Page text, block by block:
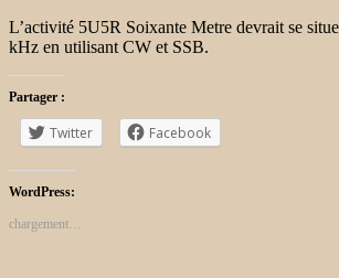
L’activité 5U5R Soixante Metre devrait se
kHz en utilisant CW et SSB.
Partager :
Twitter Facebook
WordPress:
chargement…